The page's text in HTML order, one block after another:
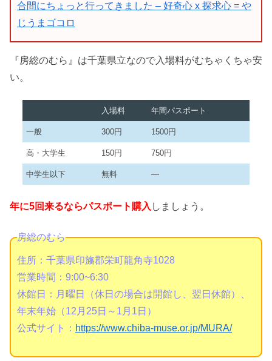
合間にちょっと行ってきました – 好奇心 x 探求心 = や
じうまゴコロ
『房総のむら』は千葉県立なので入場料がむちゃくちゃ安
い。
入場料 年間パスポート
一般 300円 1500円
高・大学生 150円 750円
中学生以下 無料 —
年に5回来るならパスポート購入 しましょう。
房総のむら
住所：千葉県印旛郡栄町龍角寺1028
営業時間：9:00~6:30
休館日：月曜日（休日の場合は開館し、翌日休館）、
年末年始（12月25日～1月1日）
公式サイト： https://www.chiba-muse.or.jp/MURA/